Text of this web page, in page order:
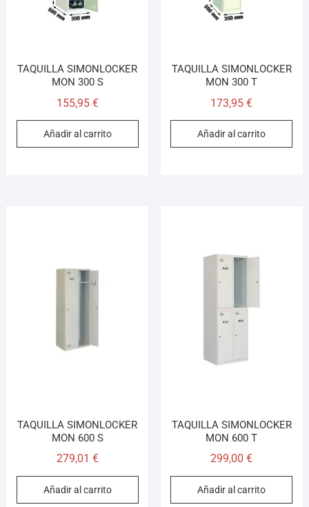
TAQUILLA SIMONLOCKER
MON 300 S
155,95 €
Añadir al carrito
TAQUILLA SIMONLOCKER
MON 300 T
173,95€
Añadir al carrito
TAQUILLA SIMONLOCKER
MON 600 S
279,01 €
Añadir al carrito
TAQUILLA SIMONLOCKER
MON 600 T
299,00€
Añadir al carrito